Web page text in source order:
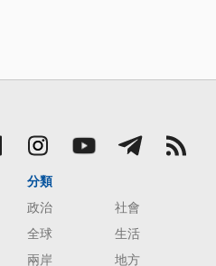
分類
政治
社會
全球
生活
兩岸
地方